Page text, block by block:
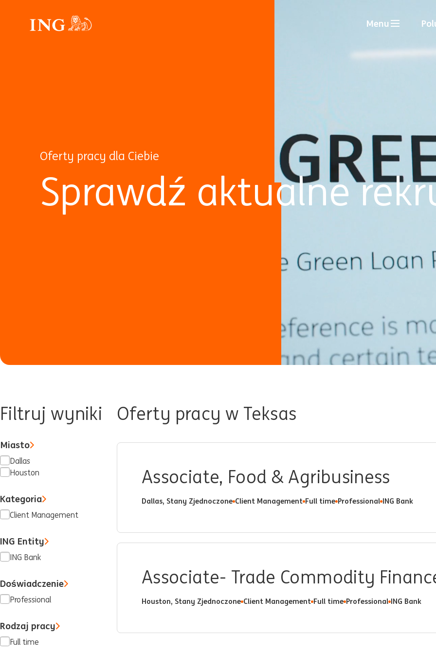
Menu
Oferty pracy dla Ciebie
Sprawdź aktualne
Filtruj wyniki
Miasto
Dallas
Houston
Kategoria
Client Management
ING Entity
ING Bank
Doświadczenie
Professional
Rodzaj pracy
Full time
Oferty pracy w Teksas
Associate, Food & Agribusiness
Dallas, Stany Zjednoczone Client Management Full time Professional ING Bank
Associate- Trade Commodity
Houston, Stany Zjednoczone Client Management Full time Professional ING Bank